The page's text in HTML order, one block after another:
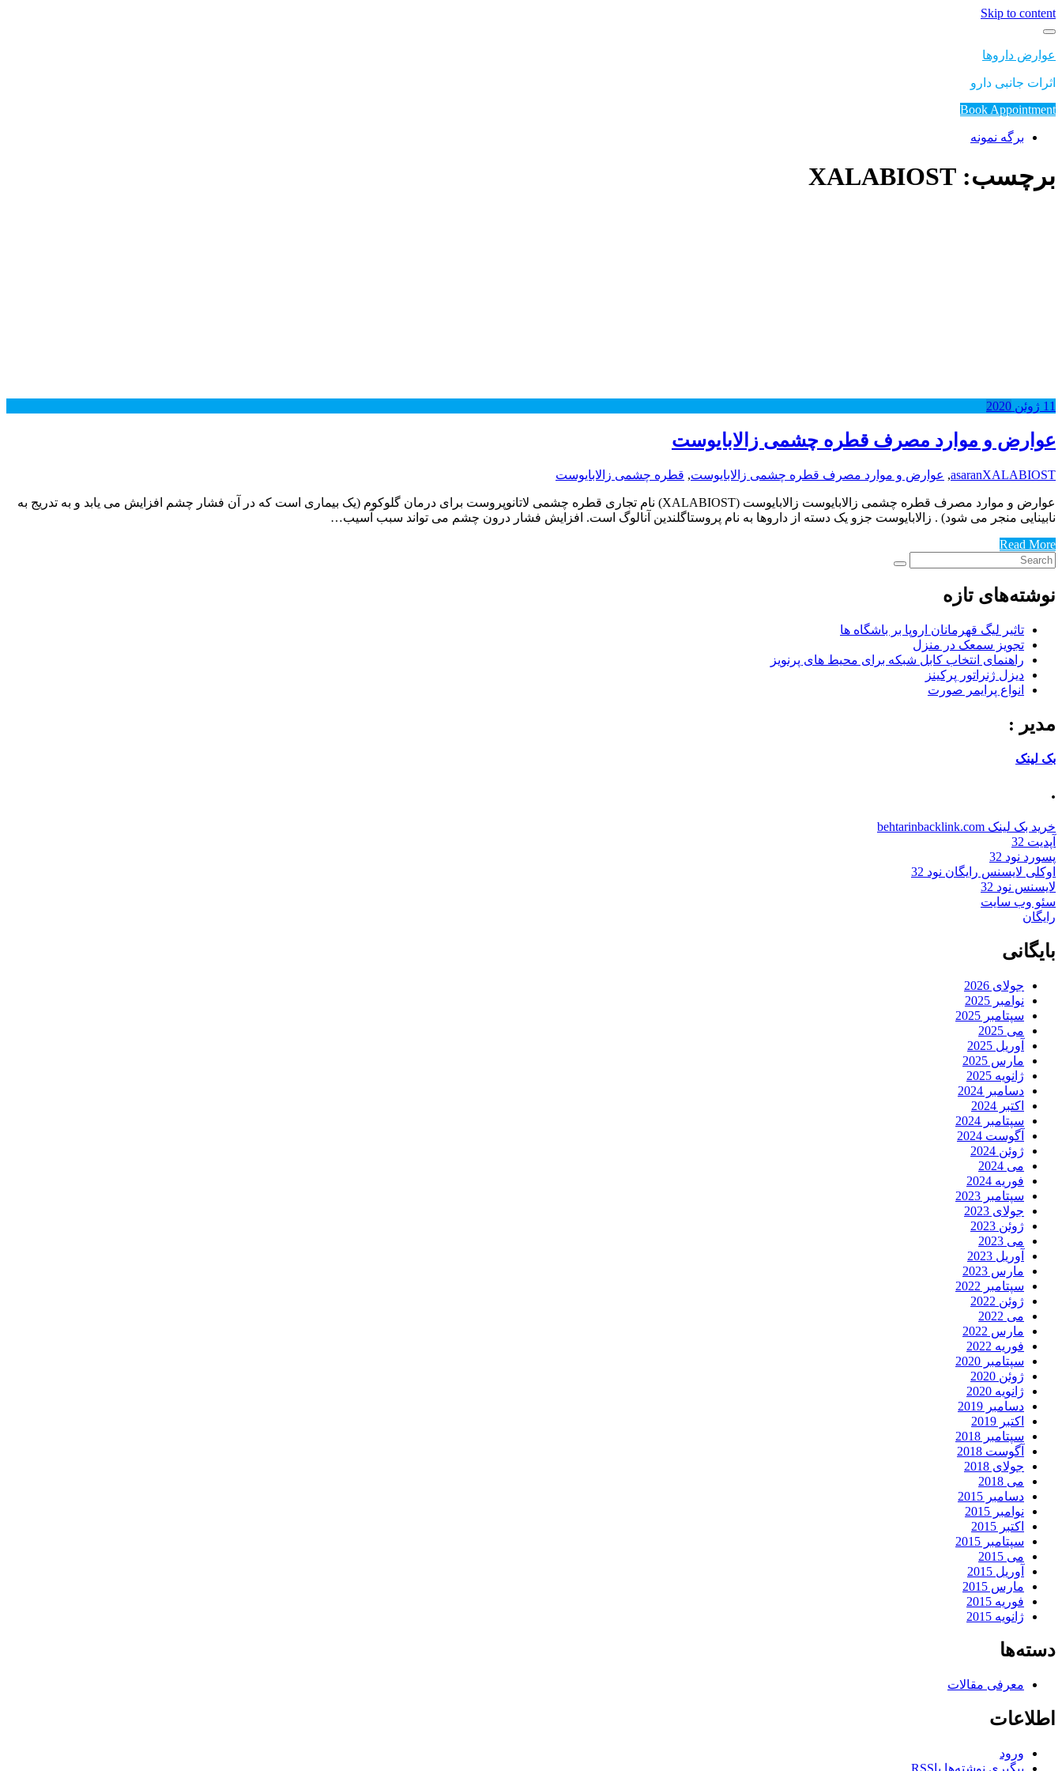
Skip to content
عوارض داروها
اثرات جانبی دارو
Book Appointment
برگه نمونه
برچسب: XALABIOST
11 ژوئن 2020
عوارض و موارد مصرف قطره چشمی زالابایوست
asaranXALABIOST
, عوارض و موارد مصرف قطره چشمی زالابایوست, قطره چشمی زالابایوست
عوارض و موارد مصرف قطره چشمی زالابایوست زالابایوست (XALABIOST) نام تجاری قطره چشمی لاتانوپروست برای درمان گلوکوم (یک بیماری است که در آن فشار چشم افزایش می یابد و به تدریج به
نابینایی منجر می شود) . زالابایوست جزو یک دسته از داروها به نام پروستاگلندین آنالوگ است. افزایش فشار درون چشم می تواند سبب آسیب…
Read More
نوشته‌های تازه
تاثیر لیگ قهرمانان اروپا بر باشگاه ها
تجویز سمعک در منزل
راهنمای انتخاب کابل شبکه برای محیط های پرنویز
دیزل ژنراتور پرکینز
انواع پرایمر صورت
مدیر :
بک لینک
.
خرید بک لینک behtarinbacklink.com
آپدیت 32
پسورد نود 32
اوکلی لایسنس رایگان نود 32
لایسنس نود 32
سئو وب سایت
رایگان
بایگانی
جولای 2026
نوامبر 2025
سپتامبر 2025
می 2025
آوریل 2025
مارس 2025
ژانویه 2025
دسامبر 2024
اکتبر 2024
سپتامبر 2024
آگوست 2024
ژوئن 2024
می 2024
فوریه 2024
سپتامبر 2023
جولای 2023
ژوئن 2023
می 2023
آوریل 2023
مارس 2023
سپتامبر 2022
ژوئن 2022
می 2022
مارس 2022
فوریه 2022
سپتامبر 2020
ژوئن 2020
ژانویه 2020
دسامبر 2019
اکتبر 2019
سپتامبر 2018
آگوست 2018
جولای 2018
می 2018
دسامبر 2015
نوامبر 2015
اکتبر 2015
سپتامبر 2015
می 2015
آوریل 2015
مارس 2015
فوریه 2015
ژانویه 2015
دسته‌ها
معرفی مقالات
اطلاعات
ورود